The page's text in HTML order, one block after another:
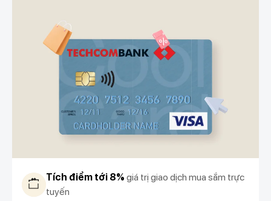
Tích điểm tới 8% giá trị giao dịch mua sắm trực
tuyến